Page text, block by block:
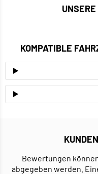
KOMPATIBLE
Bewertungen
abgegeben werden.